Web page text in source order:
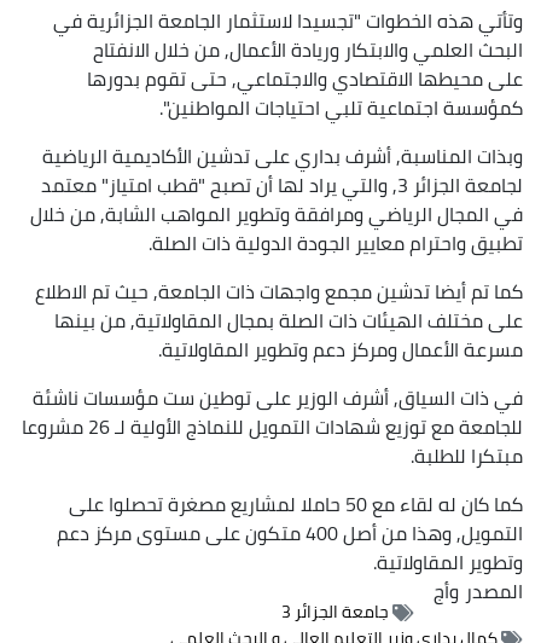
وتأتي هذه الخطوات "تجسيدا لاستثمار الجامعة الجزائرية في
البحث العلمي والابتكار وريادة الأعمال, من خلال الانفتاح
على محيطها الاقتصادي والاجتماعي, حتى تقوم بدورها
كمؤسسة اجتماعية تلبي احتياجات المواطنين".
وبذات المناسبة, أشرف بداري على تدشين الأكاديمية الرياضية
لجامعة الجزائر 3, والتي يراد لها أن تصبح "قطب امتياز" معتمد
في المجال الرياضي ومرافقة وتطوير المواهب الشابة, من خلال
تطبيق واحترام معايير الجودة الدولية ذات الصلة.
كما تم أيضا تدشين مجمع واجهات ذات الجامعة, حيث تم الاطلاع
على مختلف الهيئات ذات الصلة بمجال المقاولاتية, من بينها
مسرعة الأعمال ومركز دعم وتطوير المقاولاتية.
في ذات السياق, أشرف الوزير على توطين ست مؤسسات ناشئة
للجامعة مع توزيع شهادات التمويل للنماذج الأولية لـ 26 مشروعا
مبتكرا للطلبة.
كما كان له لقاء مع 50 حاملا لمشاريع مصغرة تحصلوا على
التمويل, وهذا من أصل 400 متكون على مستوى مركز دعم
وتطوير المقاولاتية.
المصدروأج
جامعة الجزائر 3